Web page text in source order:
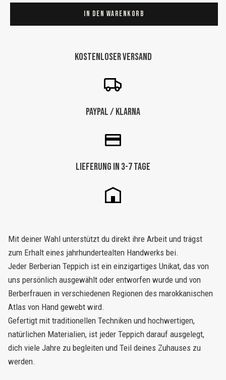
"Olive"
In den Warenkorb
Kostenloser Versand
Paypal / Klarna
Lieferung in 3-7 Tage
Mit deiner Wahl unterstützt du direkt ihre Arbeit und trägst
zum Erhalt eines jahrhundertealten Handwerks bei.
Jeder Berberian Teppich ist ein einzigartiges Unikat, das von
uns persönlich ausgewählt oder entworfen wurde und von
Berberfrauen in verschiedenen Regionen des marokkanischen
Atlas von Hand gewebt wird.
Gefertigt mit traditionellen Techniken und hochwertigen,
natürlichen Materialien, ist jeder Teppich darauf ausgelegt,
dich viele Jahre zu begleiten und Teil deines Zuhauses zu
werden.